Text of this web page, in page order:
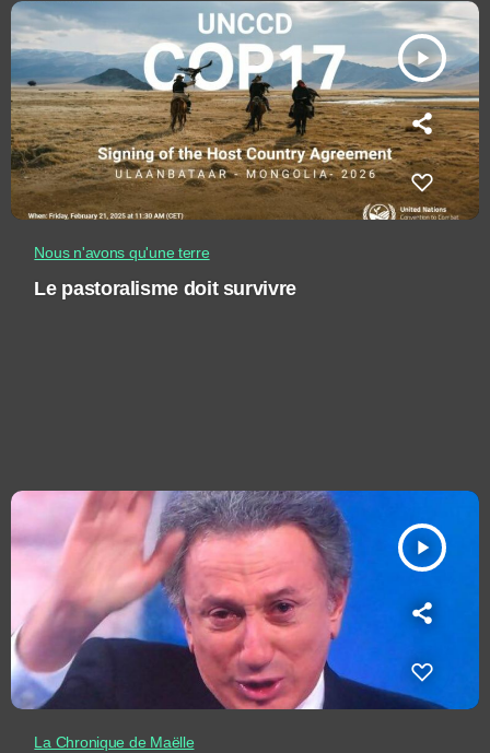
play_arrow
Nous n'avons qu'une terre
Le pastoralisme doit survivre
play_arrow
La Chronique de Maëlle